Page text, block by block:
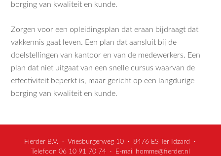
borging van kwaliteit en kunde.
Zorgen voor een opleidingsplan dat eraan bijdraagt dat
vakkennis gaat leven. Een plan dat aansluit bij de
doelstellingen van kantoor en van de medewerkers. Een
plan dat niet uitgaat van een snelle cursus waarvan de
effectiviteit beperkt is, maar gericht op een langdurige
borging van kwaliteit en kunde.
Fierder B.V. · Vriesburgerweg 10 · 8476 ES Ter Idzard ·
Telefoon 06 10 91 70 74 · E-mail
homme@fierder.nl